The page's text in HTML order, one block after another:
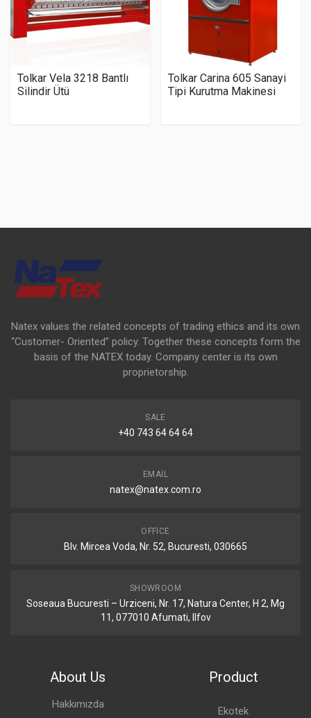
Tolkar Vela 3218 Bantlı
Silindir Ütü
Tolkar Carina 605 Sanayi
Tipi Kurutma Makinesi
Natex values the related concepts of trading ethics and its own
“Customer- Oriented” policy. Together these concepts form the
basis of the NATEX today. Company center is its own
proprietorship.
SALE
+40 743 64 64 64
EMAIL
natex@natex.com.ro
OFFICE
Blv. Mircea Voda, Nr. 52, Bucuresti, 030665
SHOWROOM
Soseaua Bucuresti – Urziceni, Nr. 17, Natura Center, H 2, Mg
11, 077010 Afumati, Ilfov
About Us
Hakkımızda
Product
Ekotek